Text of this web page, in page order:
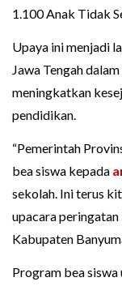
1.100 Anak Tidak
Upaya ini menjadi
Jawa Tengah
meningkatkan
pendidikan.
“Pemerintah
bea siswa kepada
sekolah. Ini terus
upacara
Kabupaten
Program bea